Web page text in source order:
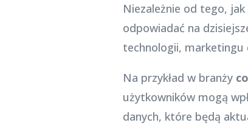
Niezależnie od tego,
odpowiadać na
technologii, marketingu
Na przykład w branży
użytkowników mogą
danych, które będą